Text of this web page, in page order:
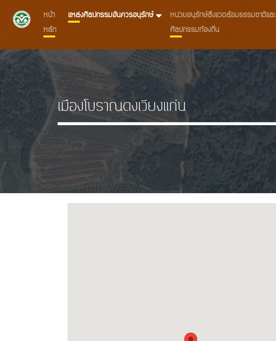
หน้า
หลัก
แหล่งศิลปกรรมอันควรอนุรักษ์
หน่วยอนุรักษ์สิ่งแวดล้อมธรรมชาติและ
ศิลปกรรมท้องถิ่น
เมืองโบราณดงเวียงแก่น